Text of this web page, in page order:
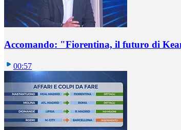
Accomando: "Fiorentina, il futuro di
00:57